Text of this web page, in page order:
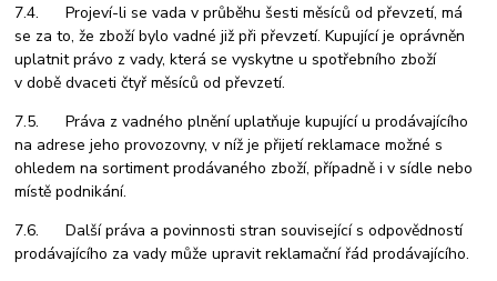
7.4. Projeví-li se vada v průběhu šesti měsíců od převzetí, má
se za to, že zboží bylo vadné již při převzetí. Kupující je oprávněn
uplatnit právo z vady, která se vyskytne u spotřebního zboží
v době dvaceti čtyř měsíců od převzetí.
7.5. Práva z vadného plnění uplatňuje kupující u prodávajícího
na adrese jeho provozovny, v níž je přijetí reklamace možné s
ohledem na sortiment prodávaného zboží, případně i v sídle nebo
místě podnikání.
7.6. Další práva a povinnosti stran související s odpovědností
prodávajícího za vady může upravit reklamační řád prodávajícího.